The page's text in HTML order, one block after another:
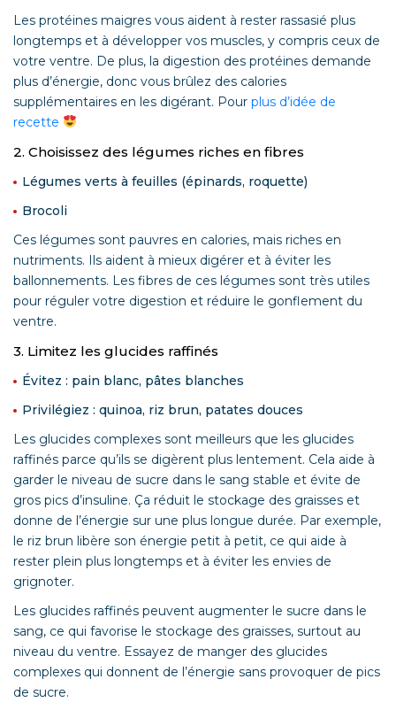
Les protéines maigres vous aident à rester rassasié plus
longtemps et à développer vos muscles, y compris ceux de
votre ventre. De plus, la digestion des protéines demande
plus d’énergie, donc vous brûlez des calories
supplémentaires en les digérant. Pour plus d’idée de
recette
2. Choisissez des légumes riches en fibres
Légumes verts à feuilles (épinards, roquette)
Brocoli
Ces légumes sont pauvres en calories, mais riches en
nutriments. Ils aident à mieux digérer et à éviter les
ballonnements. Les fibres de ces légumes sont très utiles
pour réguler votre digestion et réduire le gonflement du
ventre.
3. Limitez les glucides raffinés
Évitez : pain blanc, pâtes blanches
Privilégiez : quinoa, riz brun, patates douces
Les glucides complexes sont meilleurs que les glucides
raffinés parce qu’ils se digèrent plus lentement. Cela aide à
garder le niveau de sucre dans le sang stable et évite de
gros pics d’insuline. Ça réduit le stockage des graisses et
donne de l’énergie sur une plus longue durée. Par exemple,
le riz brun libère son énergie petit à petit, ce qui aide à
rester plein plus longtemps et à éviter les envies de
grignoter.
Les glucides raffinés peuvent augmenter le sucre dans le
sang, ce qui favorise le stockage des graisses, surtout au
niveau du ventre. Essayez de manger des glucides
complexes qui donnent de l’énergie sans provoquer de pics
de sucre.